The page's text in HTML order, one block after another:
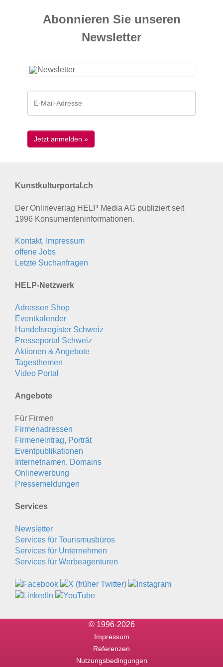
Abonnieren Sie unseren
News­letter
Kunstkulturportal.ch
Der Onlineverlag HELP Media AG publiziert seit
1996 Konsumenten­informationen.
Kontakt, Impressum
offene Jobs
Letzte Suchanfragen
HELP-Netzwerk
Adressen Shop
Eventkalender
Handelsregister Schweiz
Presseportal Schweiz
Aktionen & Angebote
Tagesthemen
Video Portal
Angebote
Für Firmen
Firmenadressen
Firmeneintrag, Porträt
Eventpublikationen
Internetnamen, Domains
Onlinewerbung
Pressemeldungen
Services
Newsletter
Services für Tourismusbüros
Services für Unternehmen
Services für Werbeagenturen
© 1996-2026
Impressum
Referenzen
Nutzungsbedingungen